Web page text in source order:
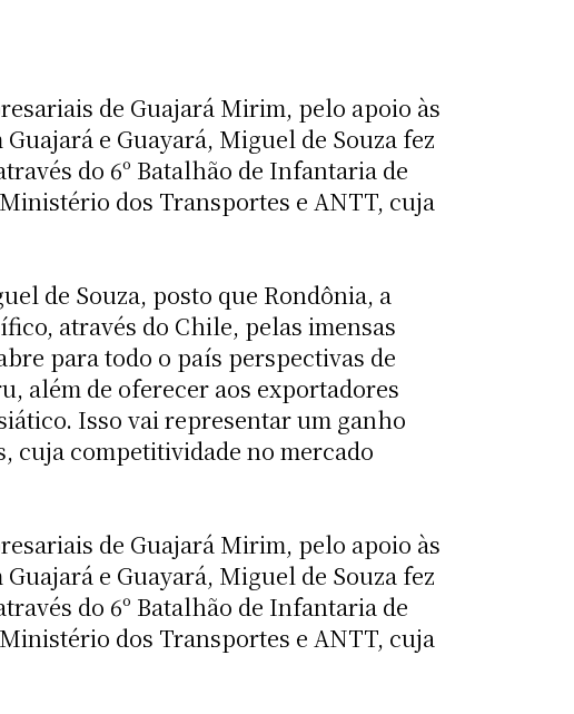
de Guajará Mirim, pelo apoio às
e Guayará, Miguel de Souza fez
do 6º Batalhão de Infantaria de
dos Transportes e ANTT, cuja
de Souza, posto que Rondônia, a
através do Chile, pelas imensas
para todo o país perspectivas de
além de oferecer aos exportadores
Isso vai representar um ganho
cuja competitividade no mercado
de Guajará Mirim, pelo apoio às
e Guayará, Miguel de Souza fez
do 6º Batalhão de Infantaria de
dos Transportes e ANTT, cuja